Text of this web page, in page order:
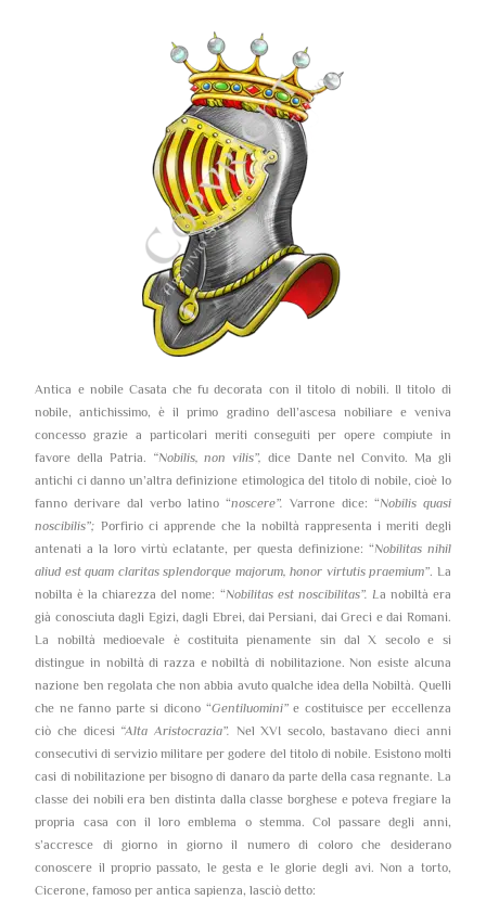
Antica e nobile Casata che fu decorata con il titolo di nobili. Il titolo di
nobile, antichissimo, è il primo gradino dell’ascesa nobiliare e veniva
concesso grazie a particolari meriti conseguiti per opere compiute in
favore della Patria. “Nobilis, non vilis”, dice Dante nel Convito. Ma gli
antichi ci danno un’altra definizione etimologica del titolo di nobile, cioè lo
fanno derivare dal verbo latino “noscere”. Varrone dice: “Nobilis quasi
noscibilis”; Porfirio ci apprende che la nobiltà rappresenta i meriti degli
antenati a la loro virtù eclatante, per questa definizione: “Nobilitas nihil
aliud est quam claritas splendorque majorum, honor virtutis praemium”. La
nobilta è la chiarezza del nome: “Nobilitas est noscibilitas”. La nobiltà era
già conosciuta dagli Egizi, dagli Ebrei, dai Persiani, dai Greci e dai Romani.
La nobiltà medioevale è costituita pienamente sin dal X secolo e si
distingue in nobiltà di razza e nobiltà di nobilitazione. Non esiste alcuna
nazione ben regolata che non abbia avuto qualche idea della Nobiltà. Quelli
che ne fanno parte si dicono “Gentiluomini”e costituisce per eccellenza
ciò che dicesi “Alta Aristocrazia”. Nel XVI secolo, bastavano dieci anni
consecutivi di servizio militare per godere del titolo di nobile. Esistono molti
casi di nobilitazione per bisogno di danaro da parte della casa regnante. La
classe dei nobili era ben distinta dalla classe borghese e poteva fregiare la
propria casa con il loro emblema o stemma. Col passare degli anni,
s’accresce di giorno in giorno il numero di coloro che desiderano
conoscere il proprio passato, le gesta e le glorie degli avi. Non a torto,
Cicerone, famoso per antica sapienza, lasciò detto: